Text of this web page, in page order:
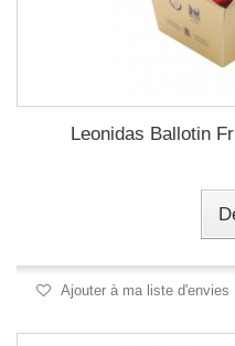
Leonidas Ballotin
Ajouter à ma liste d'envies